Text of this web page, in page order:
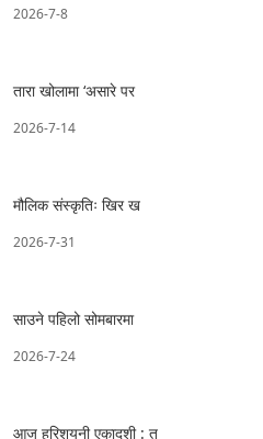
2026-7-8
तारा खोलामा ‘असारे पर
2026-7-14
मौलिक संस्कृतिः खिर ख
2026-7-31
साउने पहिलो सोमबारमा
2026-7-24
आज हरिशयनी एकादशी : तु